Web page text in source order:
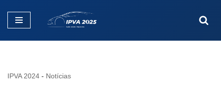
Pular
IPVA 2024 - Notícias